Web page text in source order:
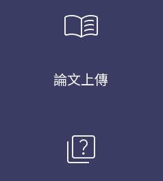
menu_book
論文上傳
quiz